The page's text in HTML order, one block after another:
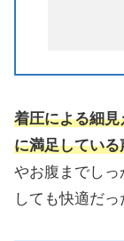
着圧による細
に満足している
やお腹までしっ
しても快適だっ